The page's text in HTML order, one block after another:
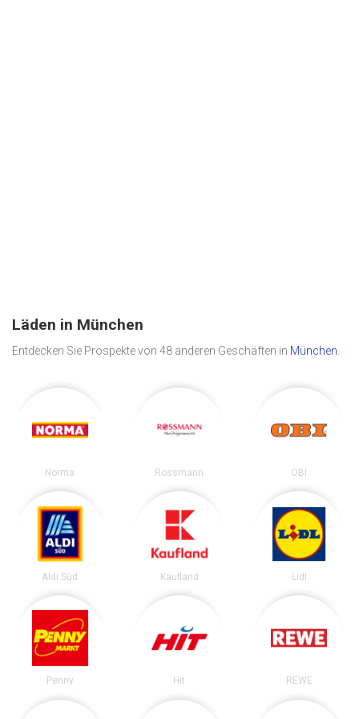
Läden in München
Entdecken Sie Prospekte von 48 anderen Geschäften in München
Norma Rossmann OBI
Aldi Süd Kaufland Lidl
Penny Hit REWE